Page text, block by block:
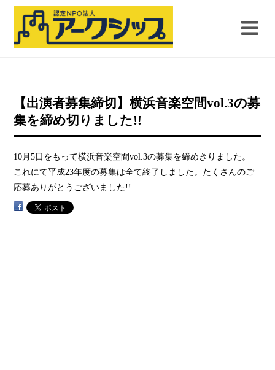
【出演者募集締切】横浜音楽空間vol.3の募
集を締め切りました!!
10月5日をもって横浜音楽空間vol.3の募集を締めきりました。
これにて平成23年度の募集は全て終了しました。たくさんのご
応募ありがとうございました!!